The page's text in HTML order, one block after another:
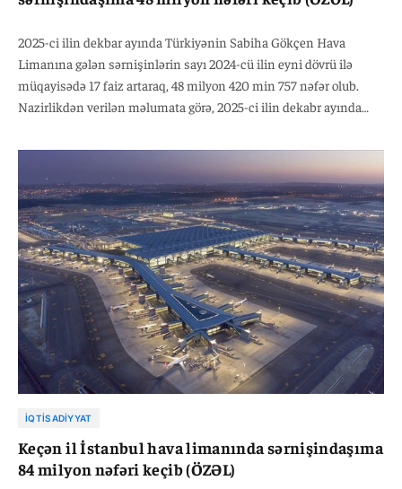
2025-ci ilin dekbar ayında Türkiyənin Sabiha Gökçen Hava
Limanına gələn sərnişinlərin sayı 2024-cü ilin eyni dövrü ilə
müqayisədə 17 faiz artaraq, 48 milyon 420 min 757 nəfər olub.
Nazirlikdən verilən məlumata görə, 2025-ci ilin dekabr ayında
analoji dövrü ilə müqayisədə 9 faiz artaraq, 21 milyon 196 min 789
nəfər, beynəlxalq reyslər üzrə isə 24,1 faiz artaraq 27 milyon 223
min 968 nəfər təşkil edib. 2025-ci ilin dekabr ayında hava
limanının yük daşınması 2024-cü ilin eyni dövrü ilə müqayisədə
18 faiz artaraq 533 min 75 ton təşkil edib. Bununla yanaşı, 2025-ci
ilin dekabr ayında hava limanının daxili reyslər üzrə yük
daşınması 2024-cü ilin eyni dövrü ilə müqayisədə 12 faiz artaraq,
162 min 24 ton, beynəlxalq reyslər üzrə yük daşınması isə eyni
dövrlə müqayisədə 20,9 faiz artaraq, 371 min 51 ton təşkil edib.
İQTISADIYYAT
Keçən il İstanbul hava limanında sərnişindaşıma
84 milyon nəfəri keçib (ÖZƏL)